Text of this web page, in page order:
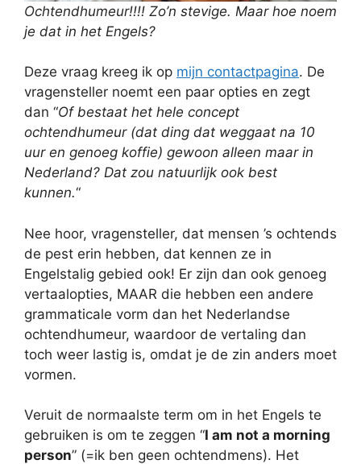
Ochtendhumeur!!!! Zo’n stevige. Maar hoe noem
je dat in het Engels?
Deze vraag kreeg ik op mijn contactpagina. De
vragensteller noemt een paar opties en zegt
dan “Of bestaat het hele concept
ochtendhumeur (dat ding dat weggaat na 10
uur en genoeg koffie) gewoon alleen maar in
Nederland? Dat zou natuurlijk ook best
kunnen.“
Nee hoor, vragensteller, dat mensen ’s ochtends
de pest erin hebben, dat kennen ze in
Engelstalig gebied ook! Er zijn dan ook genoeg
vertaalopties, MAAR die hebben een andere
grammaticale vorm dan het Nederlandse
ochtendhumeur, waardoor de vertaling dan
toch weer lastig is, omdat je de zin anders moet
vormen.
Veruit de normaalste term om in het Engels te
gebruiken is om te zeggen “I am not a morning
person” (=ik ben geen ochtendmens). Het